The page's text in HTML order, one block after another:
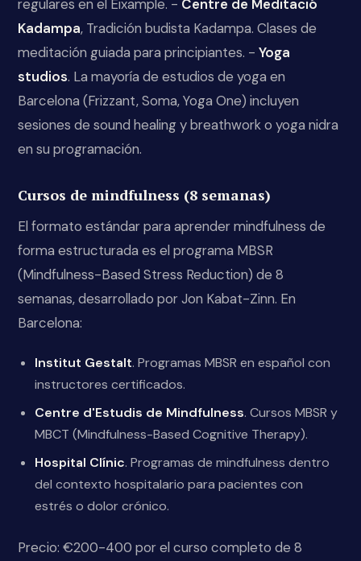
regulares en el Eixample. - Centre de Meditació
Kadampa, Tradición budista Kadampa. Clases de
meditación guiada para principiantes. - Yoga
studios. La mayoría de estudios de yoga en
Barcelona (Frizzant, Soma, Yoga One) incluyen
sesiones de sound healing y breathwork o yoga nidra
en su programación.
Cursos de mindfulness (8 semanas)
El formato estándar para aprender mindfulness de
forma estructurada es el programa MBSR
(Mindfulness-Based Stress Reduction) de 8
semanas, desarrollado por Jon Kabat-Zinn. En
Barcelona:
Institut Gestalt. Programas MBSR en español con
instructores certificados.
Centre d'Estudis de Mindfulness. Cursos MBSR y
MBCT (Mindfulness-Based Cognitive Therapy).
Hospital Clínic. Programas de mindfulness dentro
del contexto hospitalario para pacientes con
estrés o dolor crónico.
Precio: €200-400 por el curso completo de 8